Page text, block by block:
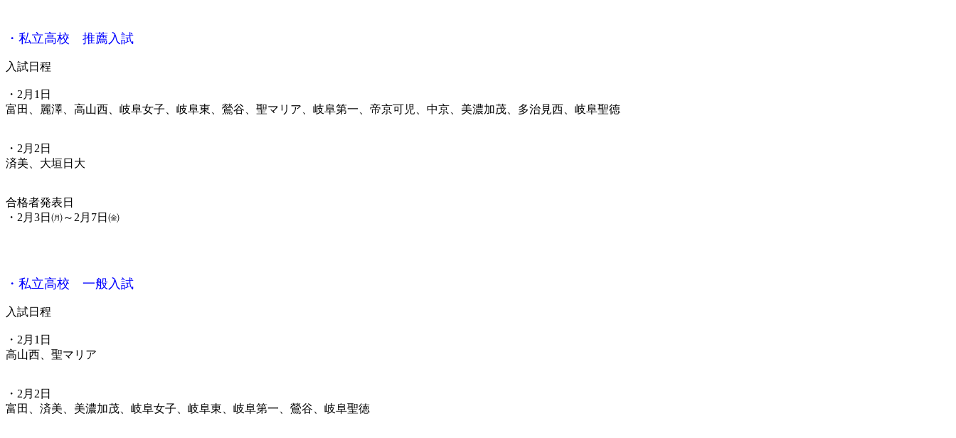
・私立高校 推薦入試
入試日程
・2月1日
富田、麗澤、高山西、岐阜女子、岐阜東、鶯谷、聖マリア、岐阜第一、帝京可児、中京、美濃加茂、多治見西、岐阜聖徳
・2月2日
済美、大垣日大
合格者発表日
・2月3日㈪～2月7日㈮
・私立高校 一般入試
入試日程
・2月1日
高山西、聖マリア
・2月2日
富田、済美、美濃加茂、岐阜女子、岐阜東、岐阜第一、鶯谷、岐阜聖徳